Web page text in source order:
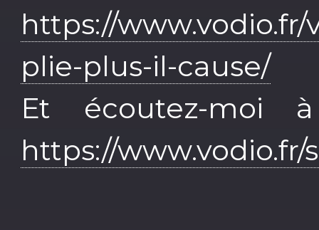
https://
plie-plus-il-cause/
Et écoutez-moi
https://